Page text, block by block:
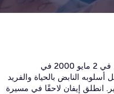
وُلد إيفان أوليجوفيتش ميناييف، المعروف باسم Xolidayboy أو إيفان رزيفسكي، في 2 مايو 2000 في
النابض بالحياة والفريد
انطلق إيفان لاحقًا في مسيرة